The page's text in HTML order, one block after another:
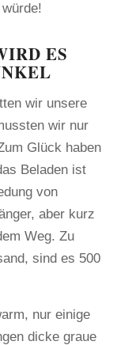
ES
wir unsere
wir nur
Glück haben
Beladen ist
von
aber kurz
Weg. Zu
sind es 500
nur einige
dicke graue